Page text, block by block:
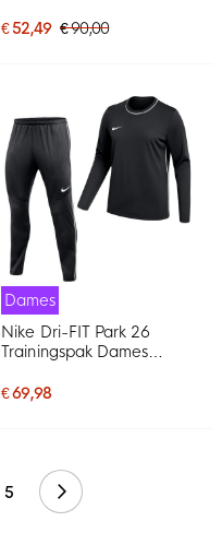
€ 52,49 € 90,00
Dames
Nike Dri-FIT Park 26
Trainingspak Dames
€ 69,98
5 Volgende